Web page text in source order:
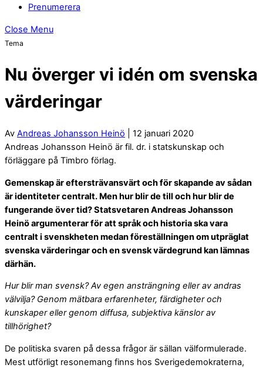
Prenumerera
Close Menu
Tema
Nu överger vi idén om svenska
värderingar
Av Andreas Johansson Heinö | 12 januari 2020
Andreas Johansson Heinö är fil. dr. i statskunskap och
förläggare på Timbro förlag.
Gemenskap är eftersträvansvärt och för skapande av sådan
är identiteter centralt. Men hur blir de till och hur blir de
fungerande över tid? Statsvetaren Andreas Johansson
Heinö argumenterar för att språk och historia ska vara
centralt i svenskheten medan föreställningen om utpräglat
svenska värderingar och en svensk värdegrund kan lämnas
därhän.
Hur blir man svensk? Av egen ansträngning eller av andras
välvilja? Genom mätbara erfarenheter, färdigheter och
kunskaper eller genom diffusa, subjektiva känslor av
tillhörighet?
De politiska svaren på dessa frågor är sällan välformulerade.
Mest utförligt resonemang finns hos Sverigedemokraterna,